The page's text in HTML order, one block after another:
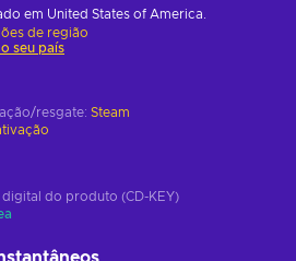
em United States of America.
de região
seu país
resgate: Steam
digital do produto (CD-KEY)